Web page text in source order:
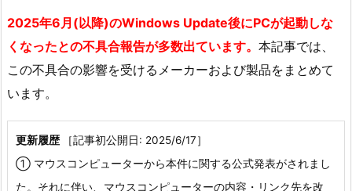
2025年6月(以降)のWindows Update後にPCが起動しな
くなったとの不具合報告が多数出ています。 本記事では、
この不具合の影響を受けるメーカーおよび製品をまとめて
います。
更新履歴
［記事初公開日: 2025/6/17］
① マウスコンピューターから本件に関する公式発表がされまし
た。それに伴い、マウスコンピューターの内容・リンク先を改